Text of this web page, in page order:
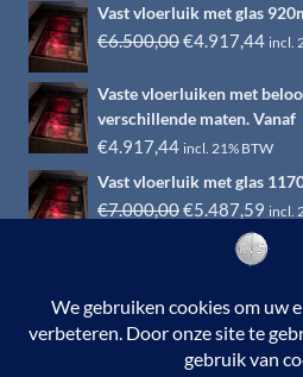
Vast vloerluik met glas
€6.500,00
was:
€6.500,00.
€4.917,44
is:
incl.
Vaste vloerluiken met
verschillende maten. Vanaf
€4.917,44 incl. 21% BTW
Vast vloerluik met glas
€7.000,00€5.487,59
prijs
is:
incl.
© 2026 RVS-woonwinkel.nl is